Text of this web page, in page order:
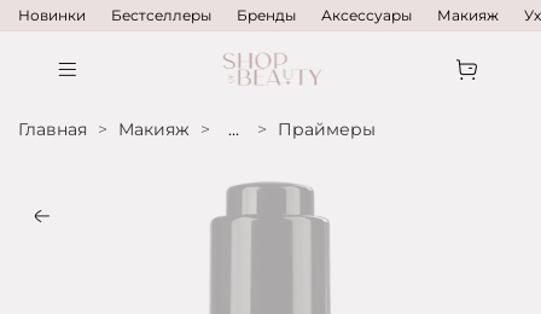
Новинки Бестселлеры Бренды Аксессуары Макияж
Главная Макияж ... Праймеры